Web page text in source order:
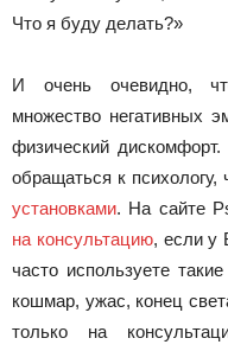
Что я буду делать?»
И очень очевидно,
множество негативных
физический дискомфорт.
обращаться к психологу,
установками. На сайте
на консультацию, если у
часто используете
кошмар, ужас, конец
только на